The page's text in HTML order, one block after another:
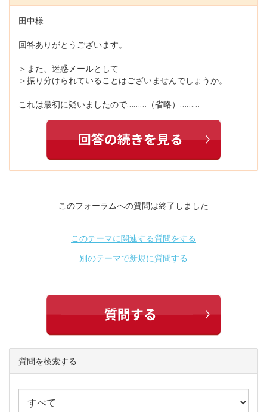
田中様
回答ありがとうございます。
＞また、迷惑メールとして
＞振り分けられていることはございませんでしょうか。
これは最初に疑いましたので………（省略）………
このフォーラムへの質問は終了しました
このテーマに関連する質問をする
別のテーマで新規に質問する
質問を検索する